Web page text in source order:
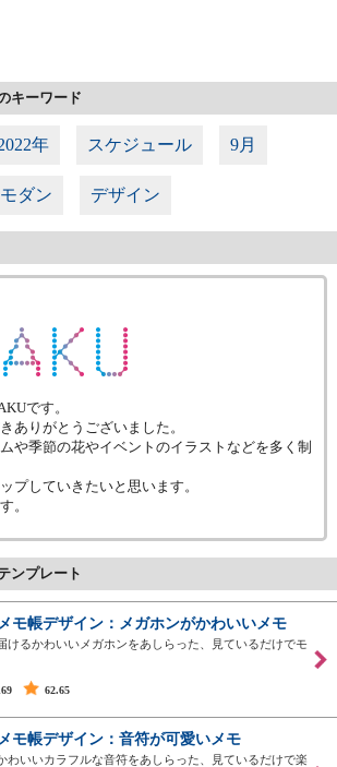
キーワード
年 スケジュール 9月
モダン デザイン
です。
ありがとうございました。
や季節の花やイベントのイラストなどを多く制
プしていきたいと思います。
。
ンプレート
モ帳デザイン：メガホンがかわいいメモ
けるかわいいメガホンをあしらった、見ているだけでモ
62.65
モ帳デザイン：音符が可愛いメモ
わいいカラフルな音符をあしらった、見ているだけで楽